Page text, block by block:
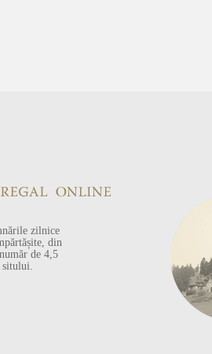
zilnice
din
de 4,5